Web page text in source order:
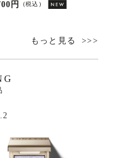
(税込)
円
もっと見る